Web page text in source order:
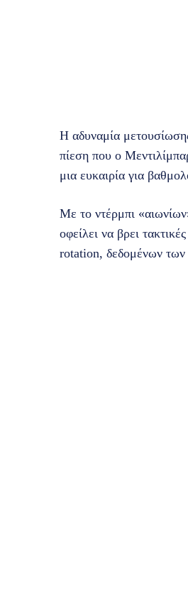
Η αδυναμία
πίεση που ο
μια ευκαιρία για
Με το ντέρμπι
οφείλει να βρει
rotation, δεδομένων των